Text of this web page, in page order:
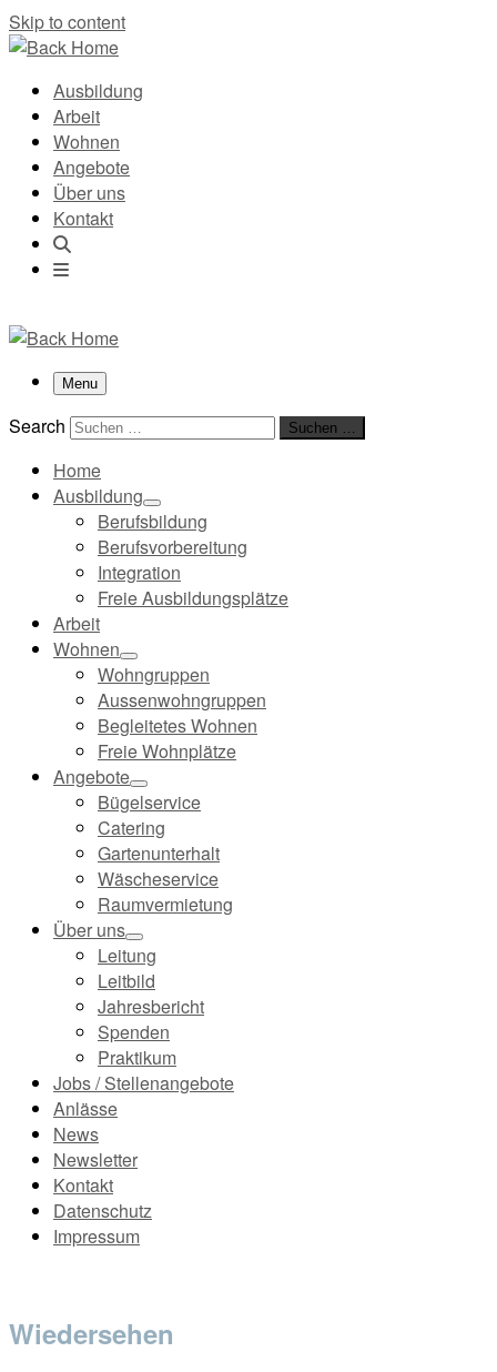
Skip to content
Ausbildung
Arbeit
Wohnen
Angebote
Über uns
Kontakt
Menu
Search Suchen …
Home
Ausbildung
Berufsbildung
Berufsvorbereitung
Integration
Freie Ausbildungsplätze
Arbeit
Wohnen
Wohngruppen
Aussenwohngruppen
Begleitetes Wohnen
Freie Wohnplätze
Angebote
Bügelservice
Catering
Gartenunterhalt
Wäscheservice
Raumvermietung
Über uns
Leitung
Leitbild
Jahresbericht
Spenden
Praktikum
Jobs / Stellenangebote
Anlässe
News
Newsletter
Kontakt
Datenschutz
Impressum
Wiedersehen